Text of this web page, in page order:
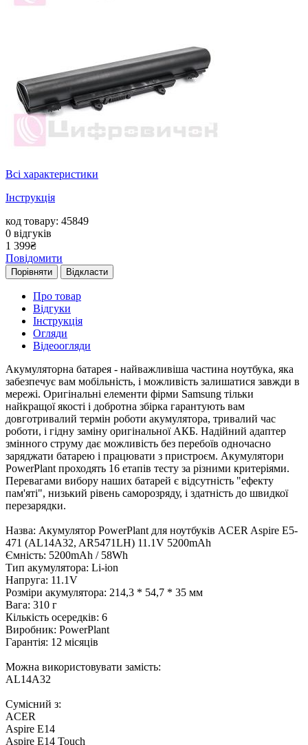
Всі характеристики
Інструкція
код товару: 45849
0 відгуків
1 399₴
Повідомити
Порівняти Відкласти
Про товар
Відгуки
Інструкція
Огляди
Відеоогляди
Акумуляторна батарея - найважливіша частина ноутбука, яка
забезпечує вам мобільність, і можливість залишатися завжди в
мережі. Оригінальні елементи фірми Samsung тільки
найкращої якості і добротна збірка гарантують вам
довготривалий термін роботи акумулятора, тривалий час
роботи, і гідну заміну оригінальної АКБ. Надійний адаптер
змінного струму дає можливість без перебоїв одночасно
заряджати батарею і працювати з пристроєм. Акумулятори
PowerPlant проходять 16 етапів тесту за різними критеріями.
Перевагами вибору наших батарей є відсутність "ефекту
пам'яті", низький рівень саморозряду, і здатність до швидкої
перезарядки.
Назва: Акумулятор PowerPlant для ноутбуків ACER Aspire E5-
471 (AL14A32, AR5471LH) 11.1V 5200mAh
Ємність: 5200mAh / 58Wh
Тип акумулятора: Li-ion
Напруга: 11.1V
Розміри акумулятора: 214,3 * 54,7 * 35 мм
Вага: 310 г
Кількість осередків: 6
Виробник: PowerPlant
Гарантія: 12 місяців
Можна використовувати замість:
AL14A32
Сумісний з:
ACER
Aspire E14
Aspire E14 Touch